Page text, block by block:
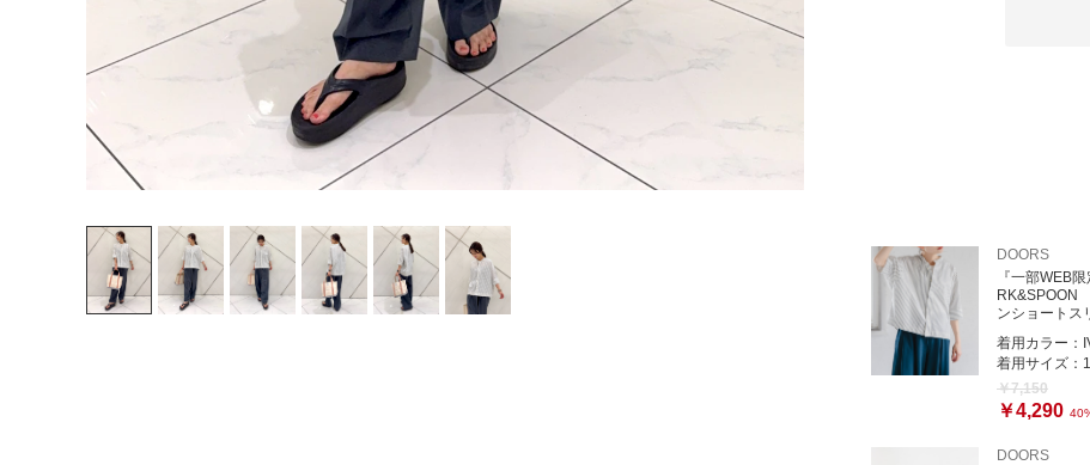
DOORS
『一部WEB
RK&SPOON
ンショートス
着用カラー：
着用サイズ： 1
￥7,150
￥4,290
DOORS